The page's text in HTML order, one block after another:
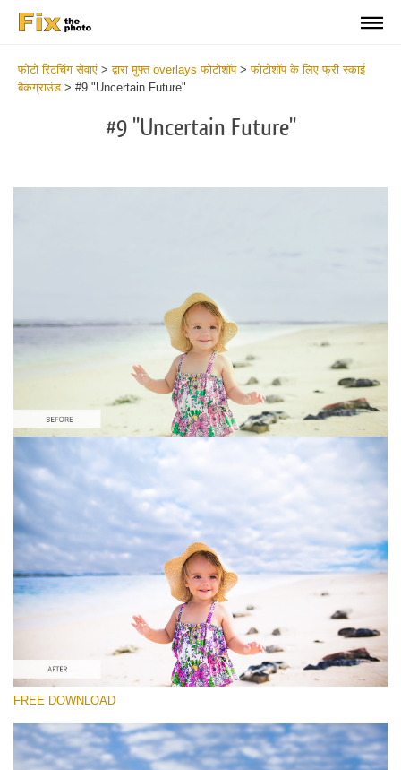
फोटो रिटचिंग सेवाएं >द्वारा मुफ्त overlays फोटोशॉप>फोटोशॉप के लिए फ्री स्काई
बैकग्राउंड > #9 "Uncertain Future"
#9 "Uncertain Future"
कृपया चुने
Free Photoshop Overlay #9
Small 800*533px
Sky Background
Large 6000*4000px
Large 6000*4000px
FREE DOWNLOAD